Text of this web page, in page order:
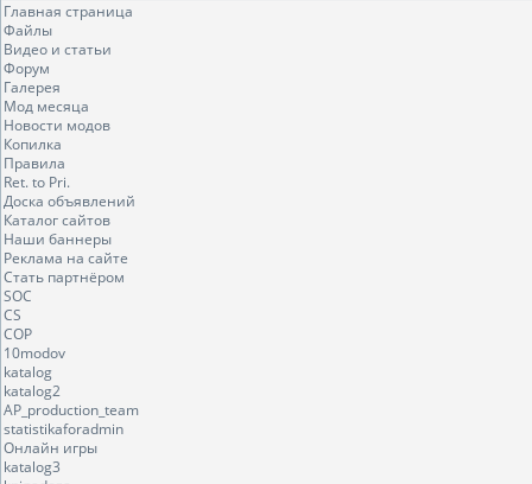
Главная страница
Файлы
Видео и статьи
Форум
Галерея
Мод месяца
Новости модов
Копилка
Правила
Ret. to Pri.
Доска объявлений
Каталог сайтов
Наши баннеры
Реклама на сайте
Стать партнёром
SOC
CS
COP
10modov
katalog
katalog2
AP_production_team
statistikaforadmin
Онлайн игры
katalog3